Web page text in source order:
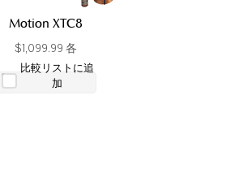
Motion XTC8
$1,099.99 各
比較リストに追
加